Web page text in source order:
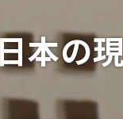
本の